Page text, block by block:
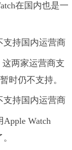
在国内也是一
这两家运营商支
时仍不支持。
Watch